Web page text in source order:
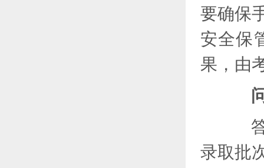
要确保
安全保
果，由
答
录取批